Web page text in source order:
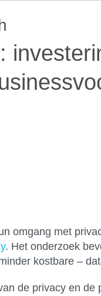
omgang met
. Het onderzoek
kostbare –
de privacy en de